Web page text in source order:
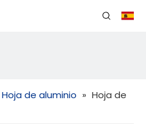
Hoja de aluminio » Hoja de